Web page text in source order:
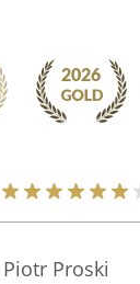
Proski